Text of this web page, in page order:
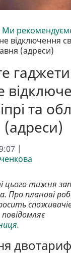
Ми
відключення
(адреси)
та
(адреси)
|
цього тижня
Про планові